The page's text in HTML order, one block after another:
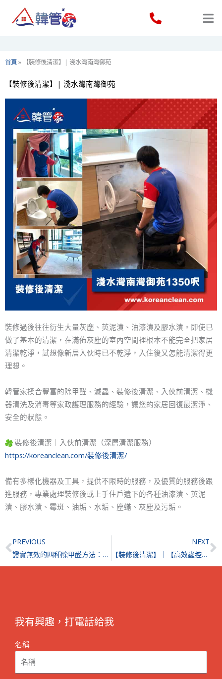
首頁» 【裝修後清潔】| 淺水灣南灣御苑
【裝修後清潔】| 淺水灣南灣御苑
裝修過後往往衍生大量灰塵、英泥漬、油漆漬及膠水漬。即使已
做了基本的清潔，在滿佈灰塵的室內空間裡根本不能完全把家居
清潔乾淨，試想像新居入伙時已不乾淨，入住後又怎能清潔得更
理想。
韓管家揉合豐富的除甲醛、滅蟲、裝修後清潔、入伙前清潔、機
器清洗及消毒等家政護理服務的經驗，讓您的家居回復最潔淨、
安全的狀態。
裝修後清潔｜入伙前清潔（深層清潔服務）
https://koreanclean.com/裝修後清潔/
備有多樣化機器及工具，提供不限時的服務，及優質的服務後跟
進服務，專業處理裝修後或上手住戶遺下的各種油漆漬、英泥
漬、膠水漬、霉斑、油垢、水垢、塵蟎、灰塵及污垢。
Prev
PREVIOUS
證實無效的四種除甲醛方法：食醋、茶葉、菠蘿、點蠟燭能除甲醛？
NEXT
【裝修後清潔】｜【高效蟲控防治】| 屯門帝濤灣
我有興趣，打電話給我
名稱